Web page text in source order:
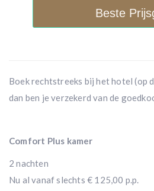
Beste
Boek rechtstreeks bij het hotel (op
dan ben je verzekerd van de
Comfort Plus kamer
2 nachten
Nu al vanaf slechts € 125,00 p.p.